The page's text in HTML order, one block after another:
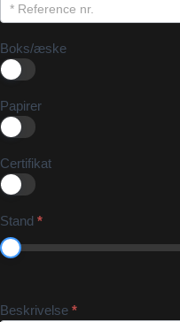
Boks/æske
Papirer
Certifikat
Stand *
Beskrivelse *